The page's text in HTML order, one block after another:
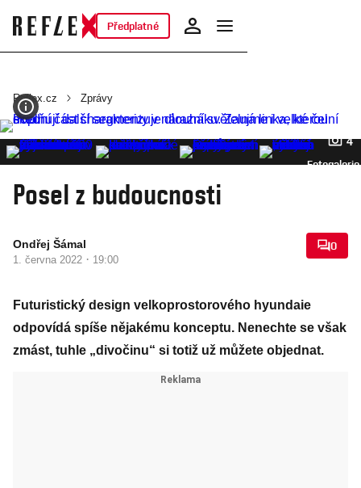
Předplatné
Reflex.cz Zprávy
4
Fotogalerie
Posel z budoucnosti
Ondřej Šámal
1. června 2022 · 19:00
0
Futuristický design velkoprostorového hyundaie
odpovídá spíše nějakému konceptu. Nenechte se však
zmást, tuhle „divočinu“ si totiž už můžete objednat.